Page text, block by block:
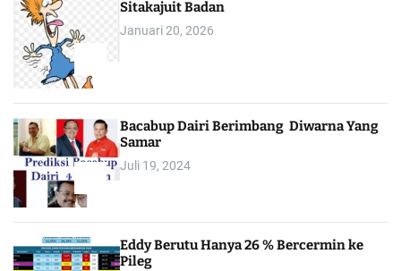
Sitakajuit Badan
Januari 20, 2026
Bacabup Dairi Berimbang Diwarna Yang
Samar
Juli 19, 2024
Eddy Berutu Hanya 26 % Bercermin ke
Pileg